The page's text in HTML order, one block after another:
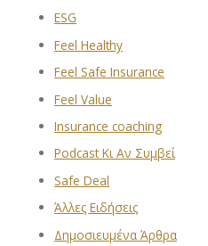
ESG
Feel Healthy
Feel Safe Insurance
Feel Value
Insurance coaching
Podcast Κι Αν Συμβεί
Safe Deal
Άλλες Ειδήσεις
Δημοσιευμένα Άρθρα